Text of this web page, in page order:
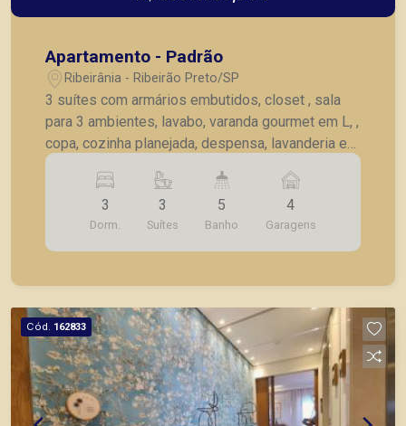
Apartamento - Padrão
Ribeirânia - Ribeirão Preto/SP
3 suítes com armários embutidos, closet , sala
para 3 ambientes, lavabo, varanda gourmet em L, ,
copa, cozinha planejada, despensa, lavanderia e
dependência para empregada com banheiro, 4
vagas de garagens.
3
Dorm.
3
Suítes
5
Banho
4
Garagens
Cód. 162833